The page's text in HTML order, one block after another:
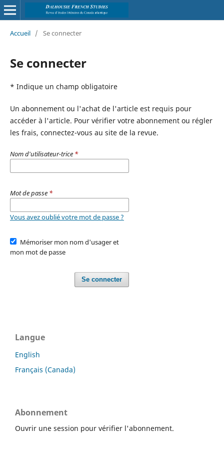
Accueil / Se connecter
Se connecter
* Indique un champ obligatoire
Un abonnement ou l'achat de l'article est requis pour
accéder à l'article. Pour vérifier votre abonnement ou régler
les frais, connectez-vous au site de la revue.
Nom d'utilisateur-trice *
Mot de passe *
Vous avez oublié votre mot de passe ?
Mémoriser mon nom d'usager et
mon mot de passe
Se connecter
Langue
English
Français (Canada)
Abonnement
Ouvrir une session pour vérifier l'abonnement.